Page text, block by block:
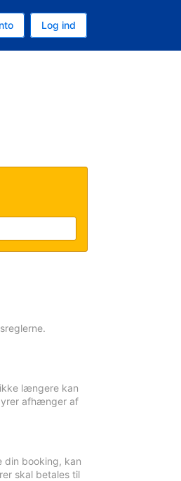
Log ind
længere kan
afhænger af
booking, kan
skal betales til